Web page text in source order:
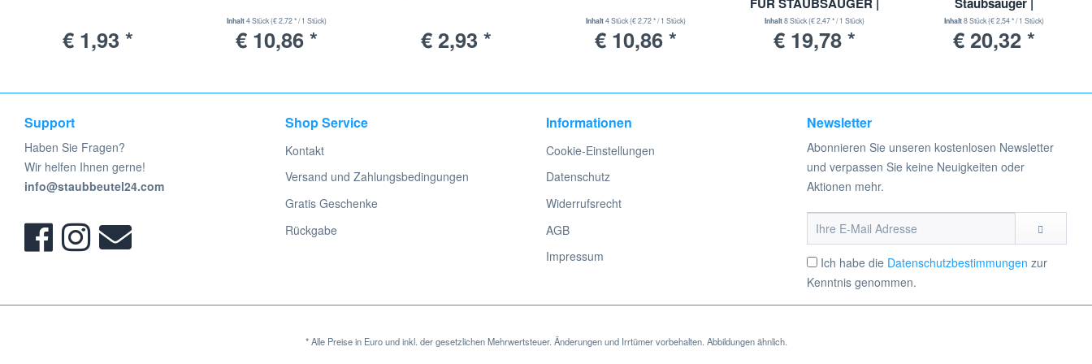
€ 1,93 *
Inhalt4 Stück(€ 2,72 * / 1 Stück)
€ 10,86 * € 2,93 *
Inhalt4 Stück(€ 2,72 * / 1 Stück)
€ 10,86 *
LUFTERFRISCHER -
ABENDROSE |
9001677815
Inhalt8 Stück(€ 2,47 * / 1 Stück)
€ 19,78 *
Lufterfrischer |
9001677849
Inhalt8 Stück(€ 2,54 * / 1 Stück)
€ 20,32 *
Support
Haben Sie Fragen?
Wir helfen Ihnen gerne!
info@staubbeutel24.com
Shop Service
Kontakt
Versand und Zahlungsbedingungen
Gratis Geschenke
Rückgabe
Informationen
Cookie-Einstellungen
Datenschutz
Widerrufsrecht
AGB
Impressum
Newsletter
Abonnieren Sie unseren kostenlosen Newsletter
und verpassen Sie keine Neuigkeiten oder
Aktionen mehr.
Ich habe die Datenschutzbestimmungen zur
Kenntnis genommen.
* Alle Preise in Euro und inkl. der gesetzlichen Mehrwertsteuer. Änderungen und Irrtümer vorbehalten. Abbildungen ähnlich.